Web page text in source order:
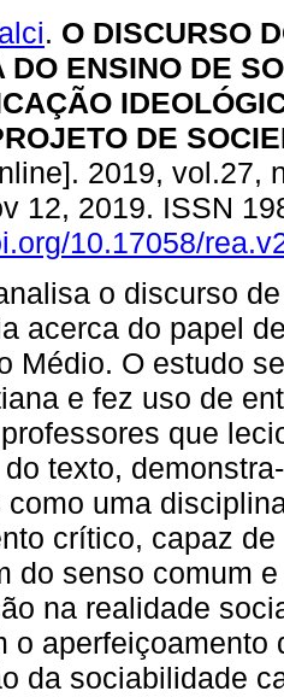
. O DISCURSO
DO ENSINO DE
DE
2019, vol.27,
12, 2019. ISSN
10.17058/
o discurso
acerca do papel
Médio. O estudo
e fez uso de
que
texto,
como uma
crítico, capaz
do senso comum
na realidade
o
da sociabilidade